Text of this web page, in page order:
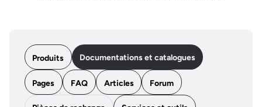
Produits Documentations et catalogues
Pages FAQ Articles Forum